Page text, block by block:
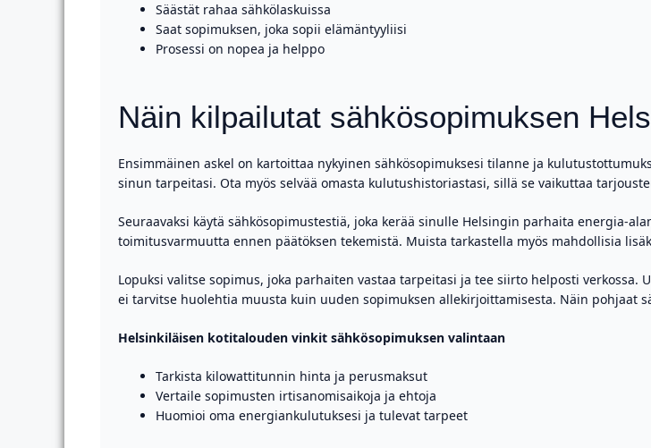
Säästät rahaa sähkölaskuissa
Saat sopimuksen, joka sopii elämäntyyliisi
Prosessi on nopea ja helppo
Näin kilpailutat sähkösopimuksen
Ensimmäinen askel on kartoittaa nykyinen sähkösopimuksesi tilanne ja
sinun tarpeitasi. Ota myös selvää omasta kulutushistoriastasi, sillä se vaikuttaa
Seuraavaksi käytä sähkösopimustestiä, joka kerää sinulle Helsingin parhaita energia-
toimitusvarmuutta ennen päätöksen tekemistä. Muista tarkastella myös mahdollisia
Lopuksi valitse sopimus, joka parhaiten vastaa tarpeitasi ja tee siirto helposti
ei tarvitse huolehtia muusta kuin uuden sopimuksen allekirjoittamisesta. Näin pohjaat
Helsinkiläisen kotitalouden vinkit sähkösopimuksen valintaan
Tarkista kilowattitunnin hinta ja perusmaksut
Vertaile sopimusten irtisanomisaikoja ja ehtoja
Huomioi oma energiankulutuksesi ja tulevat tarpeet